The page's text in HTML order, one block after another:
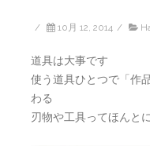
/ 10月 12, 2014 /
道具は大事です
使う道具ひとつで「作
わる
刃物や工具ってほんと